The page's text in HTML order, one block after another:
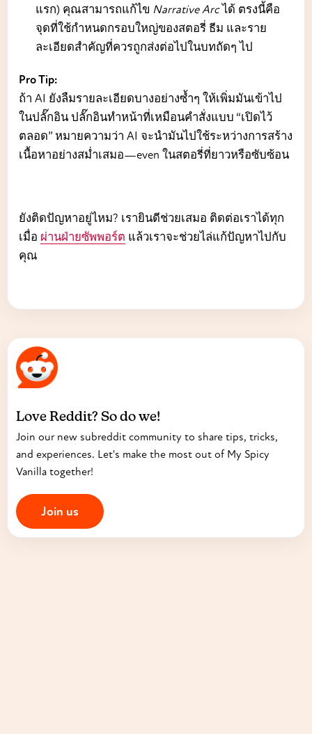
แรก) คุณสามารถแก้ไข Narrative Arcได้ ตรงนี้คือ
จุดที่ใช้กำหนดกรอบใหญ่ของสตอรี่ ธีม และราย
ละเอียดสำคัญที่ควรถูกส่งต่อไปในบทถัดๆ ไป
Pro Tip:
ถ้า AI ยังลืมรายละเอียดบางอย่างซ้ำๆ ให้เพิ่มมันเข้าไป
ในปลั๊กอิน ปลั๊กอินทำหน้าที่เหมือนคำสั่งแบบ “เปิดไว้
ตลอด” หมายความว่า AI จะนำมันไปใช้ระหว่างการสร้าง
เนื้อหาอย่างสม่ำเสมอ—even ในสตอรี่ที่ยาวหรือซับซ้อน
ยังติดปัญหาอยู่ไหม? เรายินดีช่วยเสมอ ติดต่อเราได้ทุก
เมื่อ ผ่านฝ่ายซัพพอร์ต แล้วเราจะช่วยไล่แก้ปัญหาไปกับ
คุณ
Love Reddit? So do we!
Join our new subreddit community to share tips, tricks,
and experiences. Let's make the most out of My Spicy
Vanilla together!
Join us